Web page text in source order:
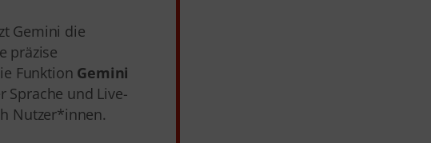
Gemini die
präzise
Funktion Gemini
Sprache und Live-
Nutzer*innen.